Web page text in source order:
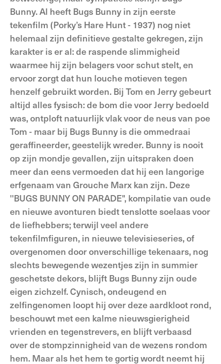
Bunny. Al heeft Bugs Bunny in zijn eerste
tekenfilm (Porky’s Hare Hunt - 1937) nog niet
helemaal zijn definitieve gestalte gekregen, zijn
karakter is er al: de raspende slimmigheid
waarmee hij zijn belagers voor schut stelt, en
ervoor zorgt dat hun louche motieven tegen
henzelf gebruikt worden. Bij Tom en Jerry gebeurt
altijd alles fysisch: de bom die voor Jerry bedoeld
was, ontploft natuurlijk vlak voor de neus van poe
Tom - maar bij Bugs Bunny is die ommedraai
geraffineerder, geestelijk wreder. Bunny is nooit
op zijn mondje gevallen, zijn uitspraken doen
meer dan eens vermoeden dat hij een langorige
erfgenaam van Grouche Marx kan zijn. Deze
''BUGS BUNNY ON PARADE", kompilatie van oude
en nieuwe avonturen biedt tenslotte soelaas voor
de liefhebbers; terwijl veel andere
tekenfilmfiguren, in nieuwe televisieseries, of
overgenomen door onverschillige tekenaars, nog
slechts bewegende wezentjes zijn in summier
geschetste dekors, blijft Bugs Bunny zijn oude
eigen zichzelf. Cynisch, ondeugend en
zelfingenomen loopt hij over deze aardkloot rond,
beschouwt met een kalme nieuwsgierigheid
vrienden en tegenstrevers, en blijft verbaasd
over de stompzinnigheid van de wezens rondom
hem. Maar als het hem te gortig wordt neemt hij